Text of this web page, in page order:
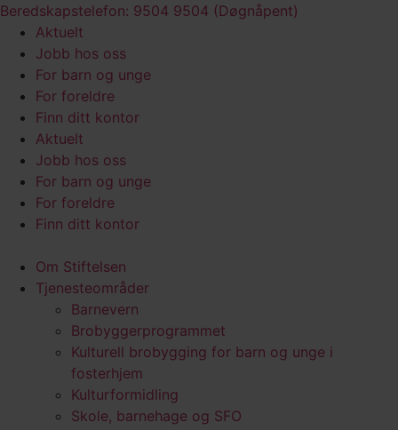
Skip
content
Beredskapstelefon: 9504 9504 (Døgnåpent)
Aktuelt
Jobb hos oss
For barn og unge
For foreldre
Finn ditt kontor
Aktuelt
Jobb hos oss
For barn og unge
For foreldre
Finn ditt kontor
Om Stiftelsen
Tjenesteområder
Barnevern
Brobyggerprogrammet
Kulturell brobygging for barn og unge i
fosterhjem
Kulturformidling
Skole, barnehage og SFO